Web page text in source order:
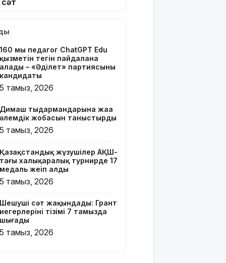
сәт
иегерлерінің
тамызда
шығады
2 млрд
теңгенің
алаяқтығы:
21 адамға
түрме
кесілді
Білім беру
ұйымдарының
жылы мен
жылыту
маусымына
дайындығы
160 мың педагог ChatGPT Edu
қызметін тегін пайдалана
алады – «Әділет» партиясының
кандидаты
5 тамыз, 2026
Димаш тыңдармандарына жаңа
әлемдік жобасын таныстырды
5 тамыз, 2026
Қазақстандық жүзушілер АҚШ-
тағы халықаралық турнирде 17
медаль жеңіп алды
5 тамыз, 2026
Шешуші сәт жақындады: Грант
иегерлерінің тізімі 7 тамызда
шығады
5 тамыз, 2026